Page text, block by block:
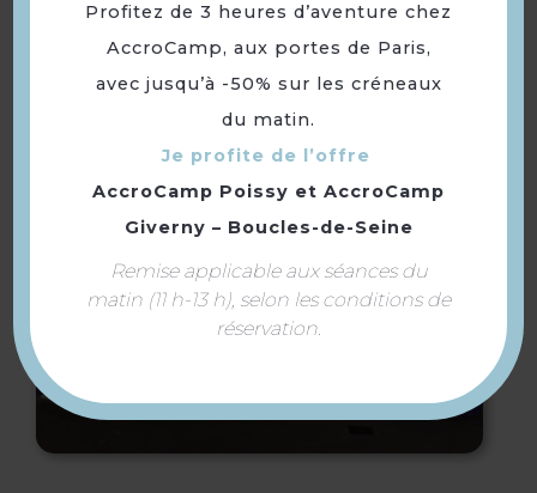
À voir aussi ...
menace du stéréotype
Profitez de 3 heures d’aventure chez
AccroCamp, aux portes de Paris,
avec jusqu’à -50% sur les créneaux
du matin.
Je profite de l’offre
AccroCamp Poissy et AccroCamp
Giverny – Boucles-de-Seine
Remise applicable aux séances du
matin (11 h-13 h), selon les conditions de
réservation.